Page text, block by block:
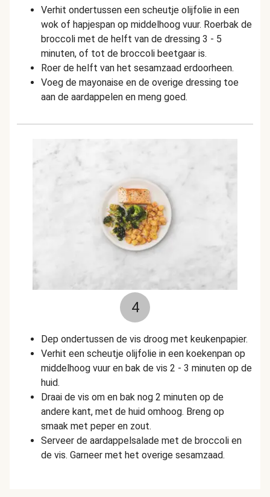
Verhit ondertussen een scheutje olijfolie in een
wok of hapjespan op middelhoog vuur. Roerbak de
broccoli met de helft van de dressing 3 - 5
minuten, of tot de broccoli beetgaar is.
Roer de helft van het sesamzaad erdoorheen.
Voeg de mayonaise en de overige dressing toe
aan de aardappelen en meng goed.
4
Dep ondertussen de vis droog met keukenpapier.
Verhit een scheutje olijfolie in een koekenpan op
middelhoog vuur en bak de vis 2 - 3 minuten op de
huid.
Draai de vis om en bak nog 2 minuten op de
andere kant, met de huid omhoog. Breng op
smaak met peper en zout.
Serveer de aardappelsalade met de broccoli en
de vis. Garneer met het overige sesamzaad.